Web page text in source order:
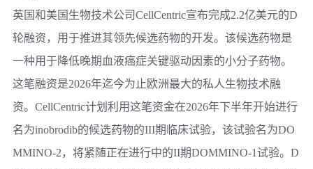
英国和美国生物技术公司CellCentric宣布完成2.2亿美元的D
轮融资，用于推进其领先候选药物的开发。该候选药物是
一种用于降低晚期血液癌症关键驱动因素的小分子药物。
这笔融资是2026年迄今为止欧洲最大的私人生物技术融
资。CellCentric计划利用这笔资金在2026年下半年开始进行
名为inobrodib的候选药物的III期临床试验，该试验名为DO
MMINO-2，将紧随正在进行中的II期DOMMINO-1试验。D